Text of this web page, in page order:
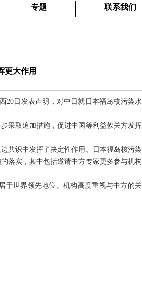
专题 联系我们
更大作用
日发表声明，对中日就日本福岛核污染水
采取追加措施，促进中国等利益攸关方发挥
共识中发挥了决定性作用。日本福岛核污染
落实，其中包括邀请中方专家更多参与机构
世界领先地位。机构高度重视与中方的关